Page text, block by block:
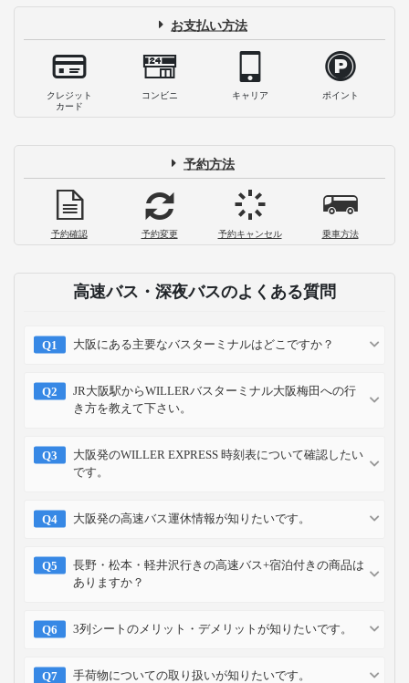
お支払い方法
クレジット
カード
コンビニ キャリア ポイント
予約方法
予約確認 予約変更 予約キャンセル 乗車方法
高速バス・深夜バスのよくある質問
大阪にある主要なバスターミナルはどこですか？
JR大阪駅からWILLERバスターミナル大阪梅田への行
き方を教えて下さい。
大阪発のWILLER EXPRESS 時刻表について確認したい
です。
大阪発の高速バス運休情報が知りたいです。
長野・松本・軽井沢行きの高速バス+宿泊付きの商品は
ありますか？
3列シートのメリット・デメリットが知りたいです。
手荷物についての取り扱いが知りたいです。